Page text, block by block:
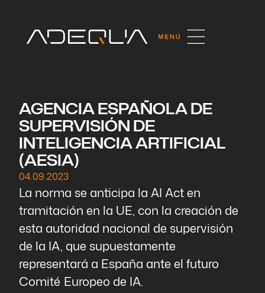
AGENCIA ESPAÑOLA DE
SUPERVISIÓN DE
INTELIGENCIA ARTIFICIAL
(AESIA)
04.09.2023
La norma se anticipa la AI Act en
tramitación en la UE, con la creación de
esta autoridad nacional de supervisión
de la IA, que supuestamente
representará a España ante el futuro
Comité Europeo de IA.